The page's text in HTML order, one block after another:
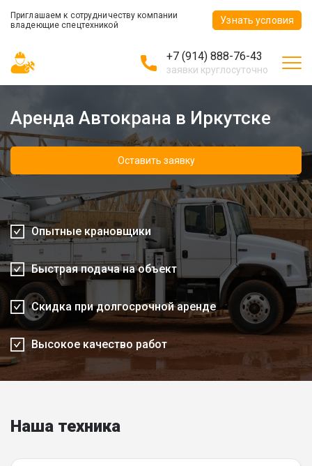
Приглашаем к сотрудничеству компании
владеющие спецтехникой
Узнать условия
+7 (914) 888-76-43
заявки круглосуточно
Аренда Автокрана в Иркутске
Оставить заявку
Опытные крановщики
Быстрая подача на объект
Скидка при долгосрочной аренде
Высокое качество работ
Наша техника